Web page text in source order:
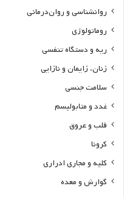
روانشناسی و روان‌درمانی
روماتولوژی
ریه و دستگاه تنفسی
زنان، زایمان و نازایی
سلامت جنسی
غدد و متابولیسم
قلب و عروق
کرونا
کلیه و مجاری ادراری
گوارش و معده